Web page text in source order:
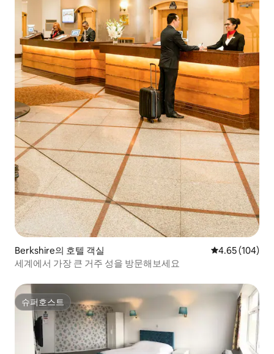
Berkshire의 호텔 객실 평점 4.65점(5
4.65 (104)
세계에서 가장 큰 거주 성을 방문해보세요
슈퍼호스트
슈퍼호스트